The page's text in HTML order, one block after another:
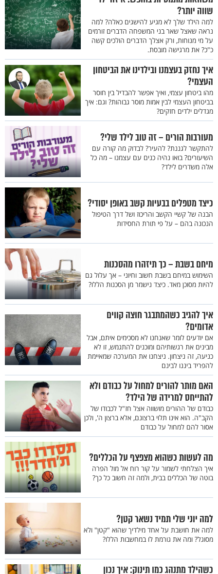
שווה יותר?
למה הילד שלך לא מגיע להישגים כאלה? למה
נראה שאצל שאר בני המשפחה הדברים זורמים
על מי מנוחות, ורק אצלך הדברים הולכים קשה
כ"כ? את מרגישה מובסת.
איך נחזק בעצמנו ובילדינו את הביטחון
העצמי?
מהו ביטחון עצמי, ואיך אפשר להבדיל בין חוסר
בביטחון העצמי לבין אמות מוסר גבוהות? וגם: איך
מגדלים ילדים חזקים?
מעורבות הורים – זה טוב לילד שלי?
להתקשר לגננת? להעיר? לבדוק מה קורה עם
השיעורים? בואו נהיה כנים עם עצמנו – מה כל
אלה משדרים לילד?
כיצד מטפלים בבעיות קשב באופן יסודי?
הבנה של קשיי הקשב והריכוז ושל דרך הטיפול
הנכונה בהם – על פי תורת החסידות
מיחם בשבת – כך תיזהרו מהסכנות
השימוש במיחם בשבת חשוב וחיוני – אך עלול גם
להיות מסוכן מאד. כיצד נישמר מן הסכנות הללו?
איך להגיב כשהמתבגר חוצה קווים
אדומים?
אם יודעים לומר שאנחנו לא מסכימים איתם, אבל
מבינים את רגשותיהם ומוכנים להתגמש, זו לא
כניעה, זה ניצחון. ניצחנו את המערכה שמאיימת
להפריד ביננו לבינם
האם מותר להורים למחול על כבודם ולא
להתייחס למרידה של הילד?
כבודם של ההורים מושווה אצל חז"ל לכבודו של
הקב"ה. הוא אינו תלוי ברצונם, אלא ברצון ה', ולכן
אסור להם למחול על כבודם
מה לעשות כשהוא מצפצף על הכללים?
איך הצלחתי לשמור על קור רוח אל מול הפרה
בוטה של הכללים בבית, ולמה זה חשוב כל כך?
למה יוני שלי תמיד נשאר קטן?
למה את חושבת על אחד מילדיך שהוא "קטן" ולא
מסוגל? ומה את גורמת לו במחשבות הללו?
כשהילד מתנהג כמו תינוק: איך נכון